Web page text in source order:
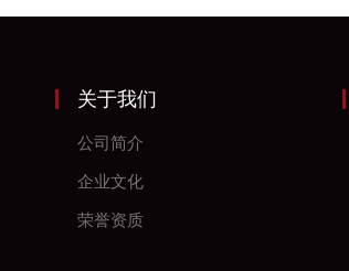
关于我们
公司简介
企业文化
荣誉资质